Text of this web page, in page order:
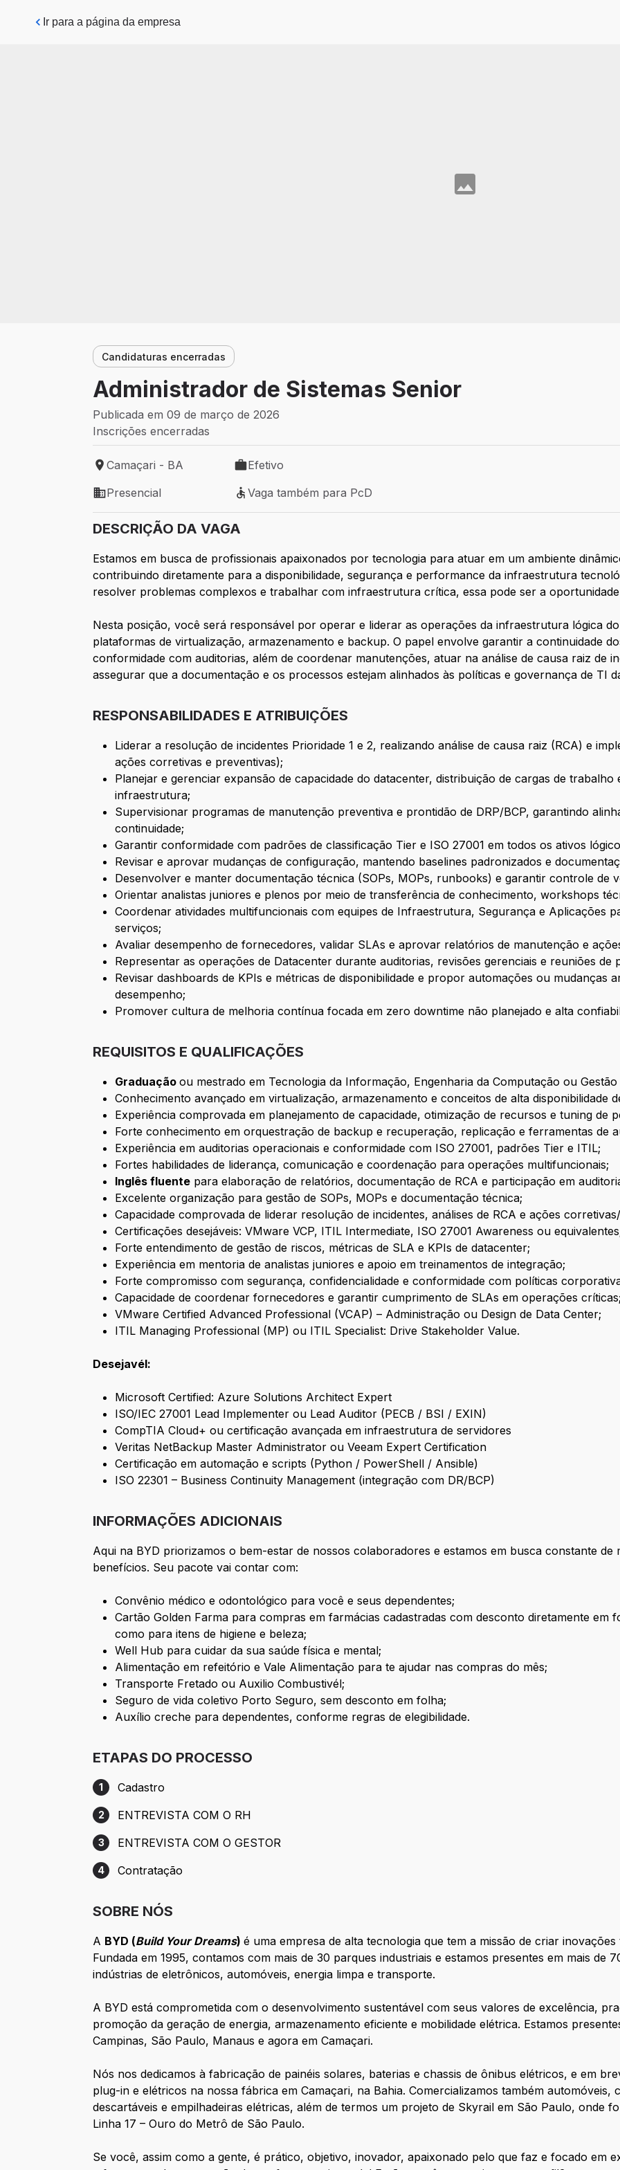
Pular para o conteúdo principal
Ir para a página da empresa
Candidaturas encerradas
Administrador de Sistemas Senior
Publicada em 09 de março de 2026
Inscrições encerradas
Local de trabalho: Camaçari - BA
Camaçari - BA
Tipo de vaga: Efetivo
Efetivo
Modelo de trabalho: Presencial
Presencial
Vaga também para PcD
Vaga também para PcD
DESCRIÇÃO DA VAGA
Estamos em busca de profissionais apaixonados por tecnologia para atuar em um ambiente
contribuindo diretamente para a disponibilidade, segurança e performance da infraestrutura
resolver problemas complexos e trabalhar com infraestrutura crítica, essa pode ser a
Nesta posição, você será responsável por operar e liderar as operações da infraestrutura lógica
plataformas de virtualização, armazenamento e backup. O papel envolve garantir a continuidade
conformidade com auditorias, além de coordenar manutenções, atuar na análise de causa raiz de
assegurar que a documentação e os processos estejam alinhados às políticas e governança de TI
RESPONSABILIDADES E ATRIBUIÇÕES
Liderar a resolução de incidentes Prioridade 1 e 2, realizando análise de causa raiz (RCA) e
ações corretivas e preventivas);
Planejar e gerenciar expansão de capacidade do datacenter, distribuição de cargas de trabalho
infraestrutura;
Supervisionar programas de manutenção preventiva e prontidão de DRP/BCP, garantindo
continuidade;
Garantir conformidade com padrões de classificação Tier e ISO 27001 em todos os ativos
Revisar e aprovar mudanças de configuração, mantendo baselines padronizados e
Desenvolver e manter documentação técnica (SOPs, MOPs, runbooks) e garantir controle de
Orientar analistas juniores e plenos por meio de transferência de conhecimento, workshops
Coordenar atividades multifuncionais com equipes de Infraestrutura, Segurança e Aplicações
serviços;
Avaliar desempenho de fornecedores, validar SLAs e aprovar relatórios de manutenção e
Representar as operações de Datacenter durante auditorias, revisões gerenciais e reuniões de
Revisar dashboards de KPIs e métricas de disponibilidade e propor automações ou mudanças
desempenho;
Promover cultura de melhoria contínua focada em zero downtime não planejado e alta
REQUISITOS E QUALIFICAÇÕES
Graduaçãoou mestrado em Tecnologia da Informação, Engenharia da Computação ou Gestão
Conhecimento avançado em virtualização, armazenamento e conceitos de alta disponibilidade
Experiência comprovada em planejamento de capacidade, otimização de recursos e tuning de
Forte conhecimento em orquestração de backup e recuperação, replicação e ferramentas de
Experiência em auditorias operacionais e conformidade com ISO 27001, padrões Tier e ITIL;
Fortes habilidades de liderança, comunicação e coordenação para operações multifuncionais;
Inglês fluente para elaboração de relatórios, documentação de RCA e participação em
Excelente organização para gestão de SOPs, MOPs e documentação técnica;
Capacidade comprovada de liderar resolução de incidentes, análises de RCA e ações
Certificações desejáveis: VMware VCP, ITIL Intermediate, ISO 27001 Awareness ou
Forte entendimento de gestão de riscos, métricas de SLA e KPIs de datacenter;
Experiência em mentoria de analistas juniores e apoio em treinamentos de integração;
Forte compromisso com segurança, confidencialidade e conformidade com políticas
Capacidade de coordenar fornecedores e garantir cumprimento de SLAs em operações
VMware Certified Advanced Professional (VCAP) – Administração ou Design de Data Center;
ITIL Managing Professional (MP) ou ITIL Specialist: Drive Stakeholder Value.
Desejavél:
Microsoft Certified: Azure Solutions Architect Expert
ISO/IEC 27001 Lead Implementer ou Lead Auditor (PECB / BSI / EXIN)
CompTIA Cloud+ ou certificação avançada em infraestrutura de servidores
Veritas NetBackup Master Administrator ou Veeam Expert Certification
Certificação em automação e scripts (Python / PowerShell / Ansible)
ISO 22301 – Business Continuity Management (integração com DR/BCP)
INFORMAÇÕES ADICIONAIS
Aqui na BYD priorizamos o bem-estar de nossos colaboradores e estamos em busca constante
benefícios. Seu pacote vai contar com:
Convênio médico e odontológico para você e seus dependentes;
Cartão Golden Farma para compras em farmácias cadastradas com desconto diretamente em
como para itens de higiene e beleza;
Well Hub para cuidar da sua saúde física e mental;
Alimentação em refeitório e Vale Alimentação para te ajudar nas compras do mês;
Transporte Fretado ou Auxilio Combustivél;
Seguro de vida coletivo Porto Seguro, sem desconto em folha;
Auxílio creche para dependentes, conforme regras de elegibilidade.
ETAPAS DO PROCESSO
Etapa 1: Cadastro
1 Cadastro
Etapa 2: ENTREVISTA COM O RH
2 ENTREVISTA COM O RH
Etapa 3: ENTREVISTA COM O GESTOR
3 ENTREVISTA COM O GESTOR
Etapa 4: Contratação
4 Contratação
SOBRE NÓS
A BYD (Build Your Dreams)é uma empresa de alta tecnologia que tem a missão de criar
Fundada em 1995, contamos com mais de 30 parques industriais e estamos presentes em mais de
indústrias de eletrônicos, automóveis, energia limpa e transporte.
A BYD está comprometida com o desenvolvimento sustentável com seus valores de excelência,
promoção da geração de energia, armazenamento eficiente e mobilidade elétrica. Estamos
Campinas, São Paulo, Manaus e agora em Camaçari.
Nós nos dedicamos à fabricação de painéis solares, baterias e chassis de ônibus elétricos, e em
plug-in e elétricos na nossa fábrica em Camaçari, na Bahia. Comercializamos também automóveis,
descartáveis e empilhadeiras elétricas, além de termos um projeto de Skyrail em São Paulo, onde
Linha 17 – Ouro do Metrô de São Paulo.
Se você, assim como a gente, é prático, objetivo, inovador, apaixonado pelo que faz e focado em